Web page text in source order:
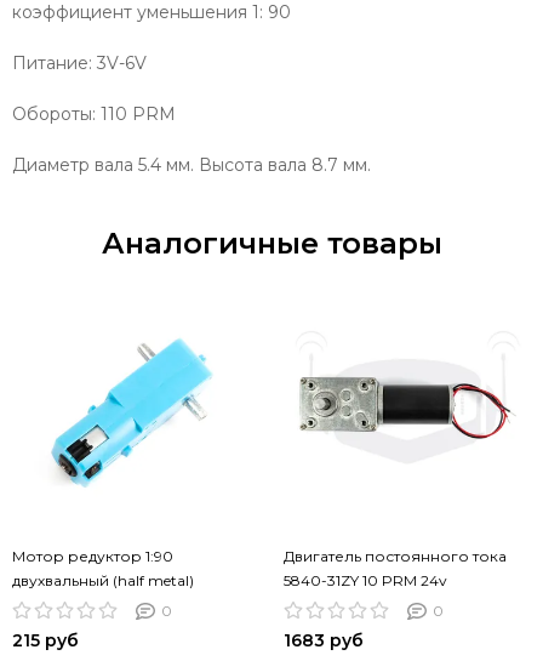
коэффициент уменьшения 1: 90
Питание: 3V-6V
Обороты: 110 PRM
Диаметр вала 5.4 мм. Высота вала 8.7 мм.
Аналогичные товары
Мотор редуктор 1:90
двухвальный (half metal)
0
215 руб
Двигатель постоянного тока
5840-31ZY 10 PRM 24v
0
1683 руб